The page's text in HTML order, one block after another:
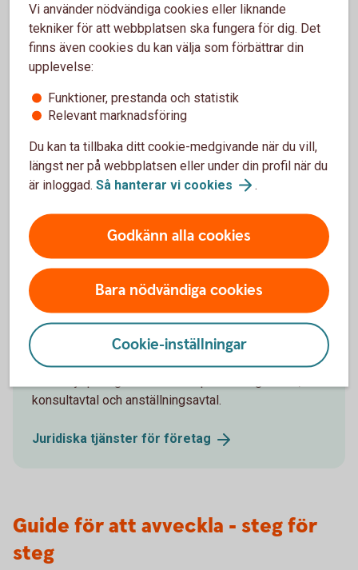
Ansvaret upphör när företaget är avregistrerat och
skulderna reglerade — ofta inom några veckor. Avtal som
bankkonton, hyreskontrakt och abonnemang avslutas.
Handelsbolag
I handelsbolag måste alla delägare vara överens om
avvecklingen. Bolaget avregistreras hos Bolagsverket,
skulder betalas och tillgångar säljs. Delägarna är personligt
ansvariga tills bolaget är avregistrerat och alla skulder är
betalda. Därefter avslutas även F-skatt, moms och
arbetsgivaravgifter hos Skatteverket.
Behöver du hjälp med
juridiken?
konsultavtal och anställningsavtal.
Juridiska tjänster för företag
Guide för att avveckla - steg för
steg
Vi använder nödvändiga cookies eller liknande
tekniker för att webbplatsen ska fungera för dig. Det
finns även cookies du kan välja som förbättrar din
upplevelse:
Funktioner, prestanda och statistik
Relevant marknadsföring
Du kan ta tillbaka ditt cookie-medgivande när du vill,
längst ner på webbplatsen eller under din profil när du
är inloggad. Så hanterar vi cookies .
Godkänn alla cookies
Bara nödvändiga cookies
Cookie-inställningar